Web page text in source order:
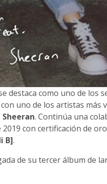
destaca como uno de los
uno de los artistas más
Sheeran. Continúa una
con certificación de oro
B].
de su tercer álbum de